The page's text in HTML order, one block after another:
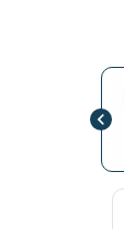
chevron_left